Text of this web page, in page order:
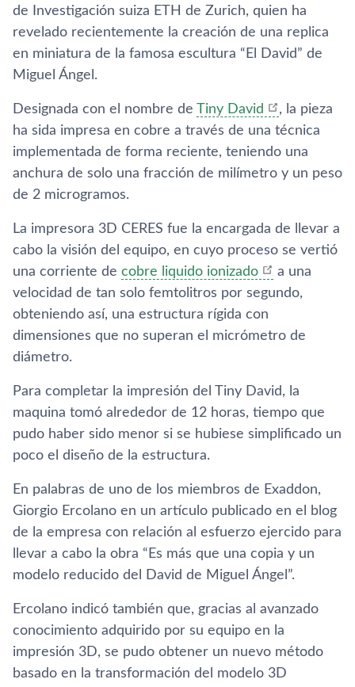
de Investigación suiza ETH de Zurich, quien ha
revelado recientemente la creación de una replica
en miniatura de la famosa escultura “El David” de
Miguel Ángel.
Designada con el nombre de Tiny David
, la pieza
ha sida impresa en cobre a través de una técnica
implementada de forma reciente, teniendo una
anchura de solo una fracción de milímetro y un peso
de 2 microgramos.
La impresora 3D CERES fue la encargada de llevar a
cabo la visión del equipo, en cuyo proceso se vertió
una corriente de cobre liquido ionizado
a una
velocidad de tan solo femtolitros por segundo,
obteniendo así, una estructura rígida con
dimensiones que no superan el micrómetro de
diámetro.
Para completar la impresión del Tiny David, la
maquina tomó alrededor de 12 horas, tiempo que
pudo haber sido menor si se hubiese simplificado un
poco el diseño de la estructura.
En palabras de uno de los miembros de Exaddon,
Giorgio Ercolano en un artículo publicado en el blog
de la empresa con relación al esfuerzo ejercido para
llevar a cabo la obra “Es más que una copia y un
modelo reducido del David de Miguel Ángel”.
Ercolano indicó también que, gracias al avanzado
conocimiento adquirido por su equipo en la
impresión 3D, se pudo obtener un nuevo método
basado en la transformación del modelo 3D